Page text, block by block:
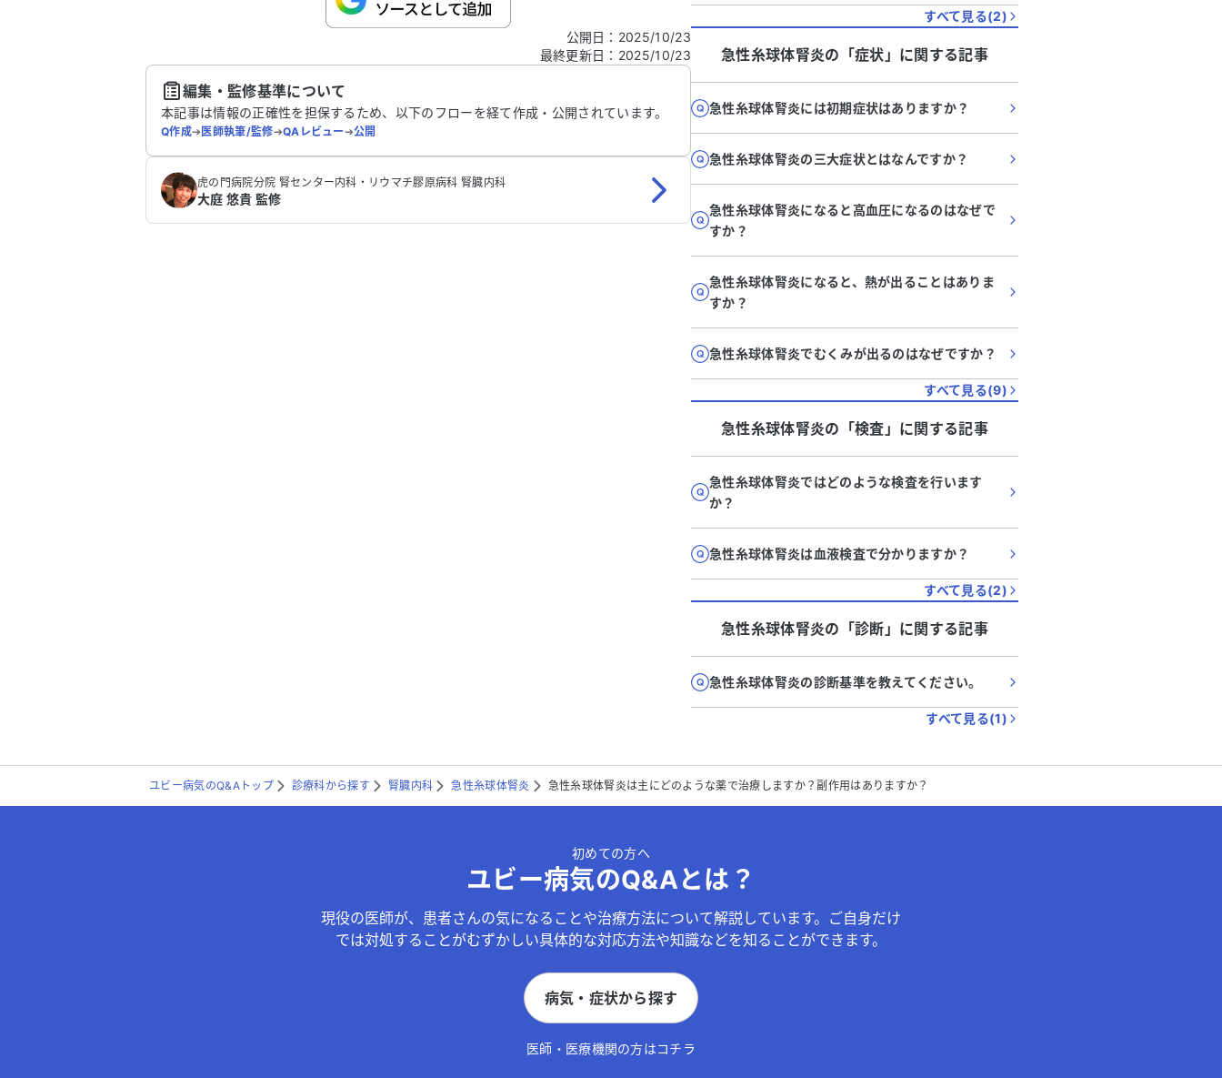
公開日 ： 2025/10/23
最終更新日 ： 2025/10/23
編集・監修基準について
本記事は情報の正確性を担保するため、以下のフローを経て作成・公開されています。
Q作成➔医師執筆/監修➔QAレビュー➔公開
虎の門病院分院 腎センター内科・リウマチ膠原病科 腎臓内科
大庭 悠貴 監修
すべて見る(2)
急性糸球体腎炎の「症状 」に関する記事
急性糸球体腎炎には初期症状はありますか？
急性糸球体腎炎の三大症状とはなんですか？
急性糸球体腎炎になると高血圧になるのはなぜで
すか？
急性糸球体腎炎になると、熱が出ることはありま
すか？
急性糸球体腎炎でむくみが出るのはなぜですか？
すべて見る(9)
急性糸球体腎炎の「検査 」に関する記事
急性糸球体腎炎ではどのような検査を行います
か？
急性糸球体腎炎は血液検査で分かりますか？
すべて見る(2)
急性糸球体腎炎の「診断 」に関する記事
急性糸球体腎炎の診断基準を教えてください。
すべて見る(1)
ユビー病気のQ&Aトップ 診療科から探す 腎臓内科 急性糸球体腎炎 急性糸球体腎炎は主にどのような薬で治療しますか？副作用はありますか？
初めての方へ
ユビー病気のQ&Aとは？
現役の医師が、患者さんの気になることや治療方法について解説しています。ご自身だけ
では対処することがむずかしい具体的な対応方法や知識などを知ることができます。
病気・症状から探す
医師・医療機関の方はコチラ